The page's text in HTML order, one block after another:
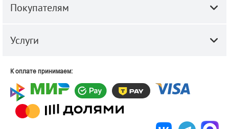
Покупателям
Услуги
К оплате принимаем: